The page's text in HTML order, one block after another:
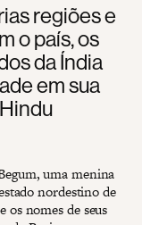
regiões e
o país, os
da Índia
em sua
uma menina
nordestino de
os nomes de seus